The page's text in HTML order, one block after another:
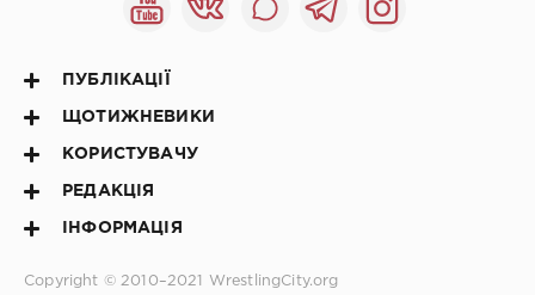
ПУБЛІКАЦІЇ
ЩОТИЖНЕВИКИ
КОРИСТУВАЧУ
РЕДАКЦІЯ
ІНФОРМАЦІЯ
Copyright © 2010–2021 WrestlingCity.org